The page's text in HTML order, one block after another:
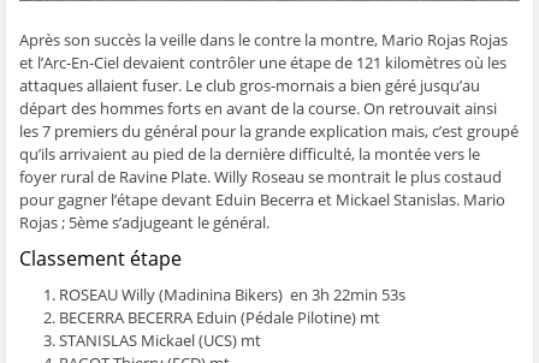
n
u
n
e
n
o
u
v
e
l
l
f
n
ê
t
r
e
)
s
u
n
e
n
o
u
v
e
l
l
e
e
e
)
n
u
n
e
n
o
u
v
e
l
l
t
r
e
)
n
n
o
u
v
e
l
l
e
f
e
)
e
d
a
n
s
u
n
e
n
o
u
v
e
n
Après son succès la veille dans le contre la montre, Mario Rojas Rojas
et l’Arc-En-Ciel devaient contrôler une étape de 121 kilomètres où les
attaques allaient fuser. Le club gros-mornais a bien géré jusqu’au
départ des hommes forts en avant de la course. On retrouvait ainsi
les 7 premiers du général pour la grande explication mais, c’est groupé
qu’ils arrivaient au pied de la dernière difficulté, la montée vers le
foyer rural de Ravine Plate. Willy Roseau se montrait le plus costaud
pour gagner l’étape devant Eduin Becerra et Mickael Stanislas. Mario
Rojas ; 5ème s’adjugeant le général.
Classement étape
ROSEAU Willy (Madinina Bikers) en 3h 22min 53s
BECERRA BECERRA Eduin (Pédale Pilotine) mt
STANISLAS Mickael (UCS) mt